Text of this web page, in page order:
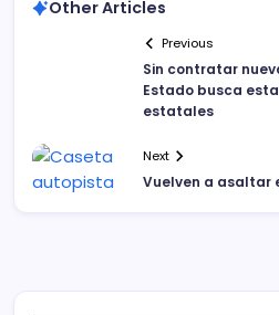
Other Articles
Previous
Sin contratar
Estado busca
estatales
Next
Vuelven a asaltar